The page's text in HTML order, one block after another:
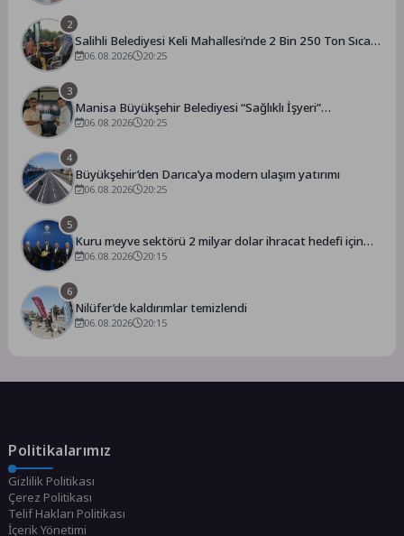
2
Salihli Belediyesi Keli Mahallesi’nde 2 Bin 250 Ton Sıcak
Asfalt Çalışmasını Tamamladı
06.08.2026 20:25
3
Manisa Büyükşehir Belediyesi “Sağlıklı İşyeri”
Sertifikasını Aldı
06.08.2026 20:25
4
Büyükşehir’den Darıca’ya modern ulaşım yatırımı
06.08.2026 20:25
5
Kuru meyve sektörü 2 milyar dolar ihracat hedefi için
Ankara’dan destek istedi
06.08.2026 20:15
6
Nilüfer’de kaldırımlar temizlendi
06.08.2026 20:15
Politikalarımız
Gizlilik Politikası
Çerez Politikası
Telif Hakları Politikası
İçerik Yönetimi